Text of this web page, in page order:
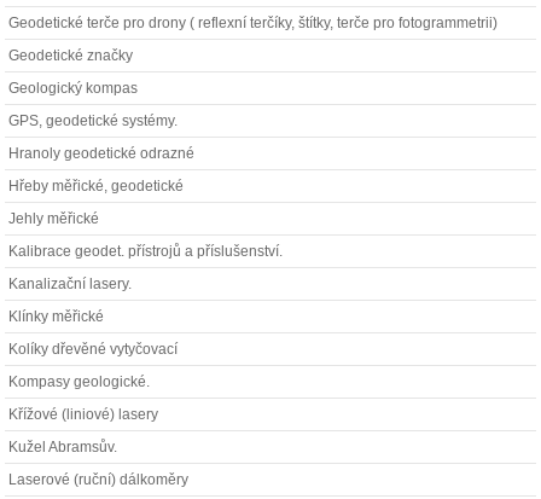
Geodetické terče pro drony ( reflexní terčíky, štítky, terče pro fotogrammetrii)
Geodetické značky
Geologický kompas
GPS, geodetické systémy.
Hranoly geodetické odrazné
Hřeby měřické, geodetické
Jehly měřické
Kalibrace geodet. přístrojů a příslušenství.
Kanalizační lasery.
Klínky měřické
Kolíky dřevěné vytyčovací
Kompasy geologické.
Křížové (liniové) lasery
Kužel Abramsův.
Laserové (ruční) dálkoměry